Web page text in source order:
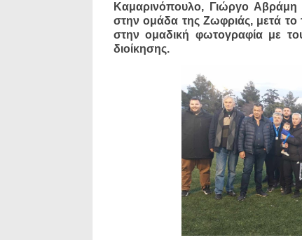
Καμαρινόπουλο, Γιώργο Αβράμη
στην ομάδα της Ζωφριάς, μετά το
στην ομαδική φωτογραφία με
διοίκησης.